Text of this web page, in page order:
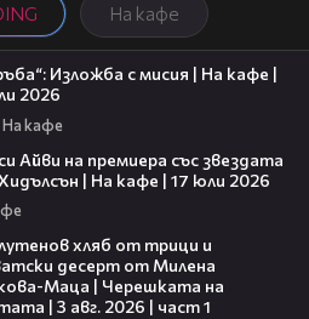
На кафе
Изложба с мисия | На кафе |
2026
На кафе
Айви на премиера със звездата
| На кафе | 17 юли 2026
хляб от трици и
десерт от Милена
Маца | Черешката на
| 3 авг. 2026 | част 1